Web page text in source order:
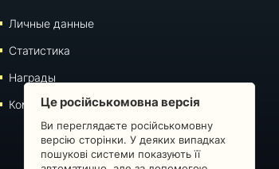
Личные данные
Статистика
Награды
Комментарии
Це російськомовна версія
Ви переглядаєте російськомовну
версію сторінки. У деяких випадках
пошукові системи показують її